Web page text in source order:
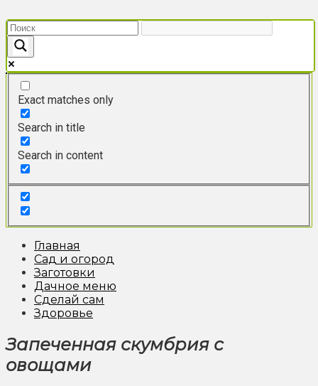
к
контенту
Exact matches only
Search in title
Search in content
Главная
Сад и огород
Заготовки
Дачное меню
Сделай сам
Здоровье
Запеченная скумбрия с
овощами